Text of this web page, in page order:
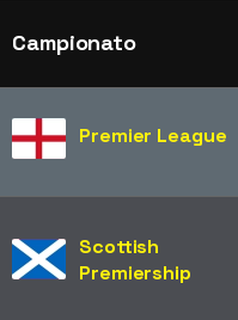
Campionato
Premier League
Scottish
Premiership